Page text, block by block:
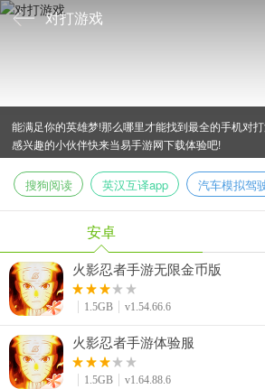
对打游戏
特别喜欢格斗对打手游,虎虎生威的招式和拳拳到肉
能满足你的英雄梦!那么哪里才能找到最全的手机对
感兴趣的小伙伴快来当易手游网下载体验吧!
搜狗阅读 英汉互译app 汽车模拟驾
安卓
火影忍者手游无限金币版
1.5GB v1.54.66.6
火影忍者手游体验服
1.5GB v1.64.88.6